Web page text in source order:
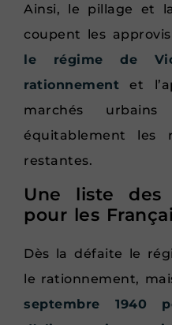
Ainsi, le pillage et
coupent les
le régime de
rationnement et
marchés
équitablement les
restantes.
Une liste des
pour les
Dès la défaite le
le rationnement,
septembre 1940